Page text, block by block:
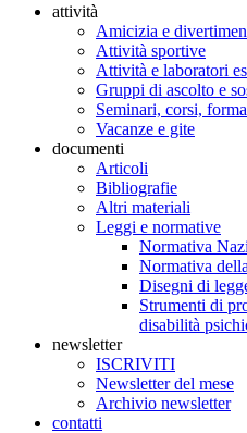
attività
Amicizia e
Attività sportive
Attività e laboratori
Gruppi di ascolto e
Seminari, corsi,
Vacanze e gite
documenti
Articoli
Bibliografie
Altri materiali
Leggi e normative
Normativa
Normativa
Disegni di
Strumenti di
disabilità
newsletter
ISCRIVITI
Newsletter del mese
Archivio newsletter
contatti